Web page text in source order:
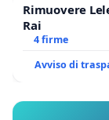
Rimuovere
Rai
4 firme
Avviso di